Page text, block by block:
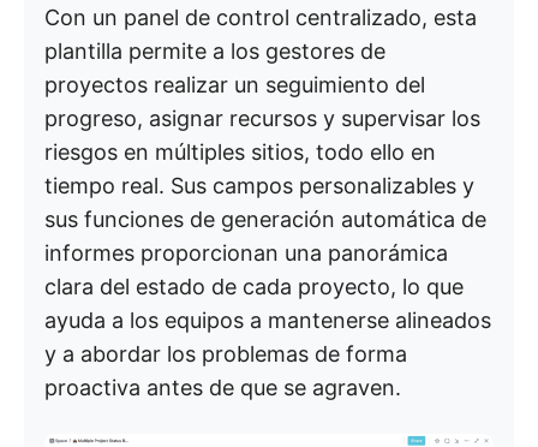
Con un panel de control centralizado, esta
plantilla permite a los gestores de
proyectos realizar un seguimiento del
progreso, asignar recursos y supervisar los
riesgos en múltiples sitios, todo ello en
tiempo real. Sus campos personalizables y
sus funciones de generación automática de
informes proporcionan una panorámica
clara del estado de cada proyecto, lo que
ayuda a los equipos a mantenerse alineados
y a abordar los problemas de forma
proactiva antes de que se agraven.